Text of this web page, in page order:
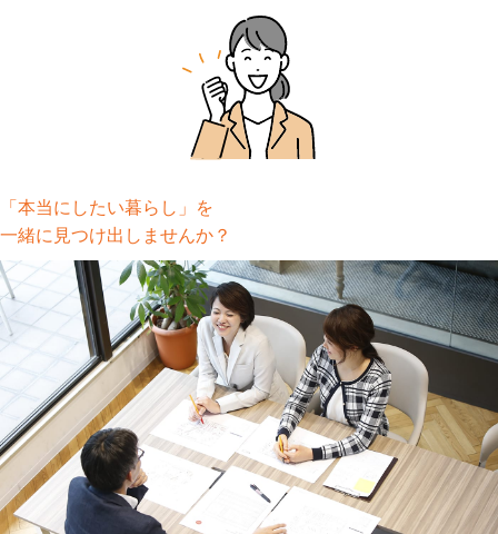
「本当にしたい暮らし」を
一緒に見つけ出しませんか？